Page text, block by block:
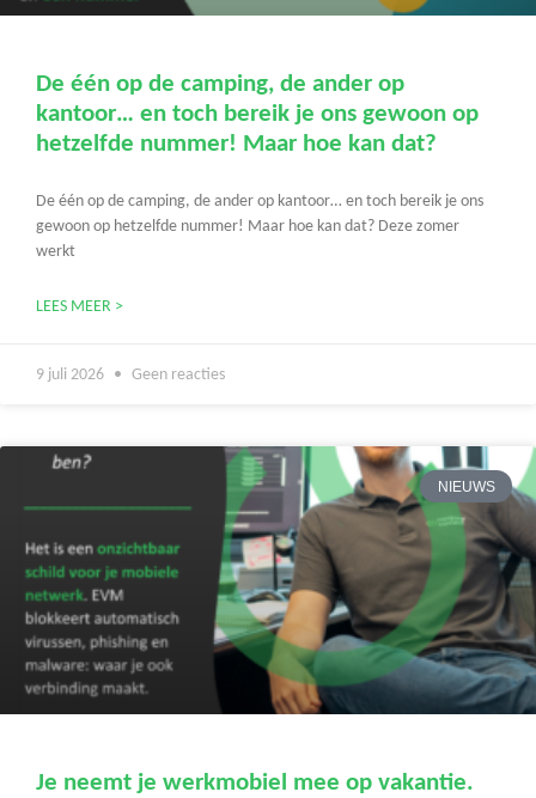
De één op de camping, de ander op
kantoor… en toch bereik je ons gewoon op
hetzelfde nummer! Maar hoe kan dat?
De één op de camping, de ander op kantoor… en toch bereik je ons
gewoon op hetzelfde nummer! Maar hoe kan dat? Deze zomer
werkt
LEES MEER >
9 juli 2026 Geen reacties
NIEUWS
Je neemt je werkmobiel mee op vakantie.